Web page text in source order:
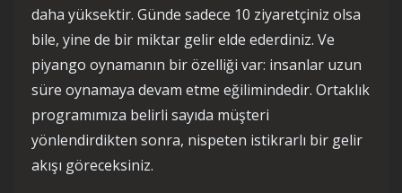
daha yüksektir. Günde sadece 10 ziyaretçiniz olsa
bile, yine de bir miktar gelir elde ederdiniz. Ve
piyango oynamanın bir özelliği var: insanlar uzun
süre oynamaya devam etme eğilimindedir. Ortaklık
programımıza belirli sayıda müşteri
yönlendirdikten sonra, nispeten istikrarlı bir gelir
akışı göreceksiniz.